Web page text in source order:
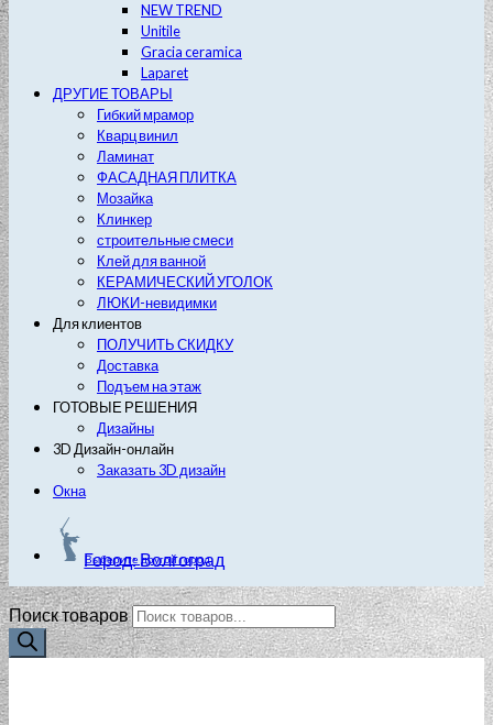
NEW TREND
Unitile
Gracia ceramica
Laparet
ДРУГИЕ ТОВАРЫ
Гибкий мрамор
Кварц винил
Ламинат
ФАСАДНАЯ ПЛИТКА
Мозайка
Клинкер
строительные смеси
Клей для ванной
КЕРАМИЧЕСКИЙ УГОЛОК
ЛЮКИ-невидимки
Для клиентов
ПОЛУЧИТЬ СКИДКУ
Доставка
Подъем на этаж
ГОТОВЫЕ РЕШЕНИЯ
Дизайны
3D Дизайн-онлайн
Заказать 3D дизайн
Окна
Город: Волгоград
Выберите другой город
Поиск товаров